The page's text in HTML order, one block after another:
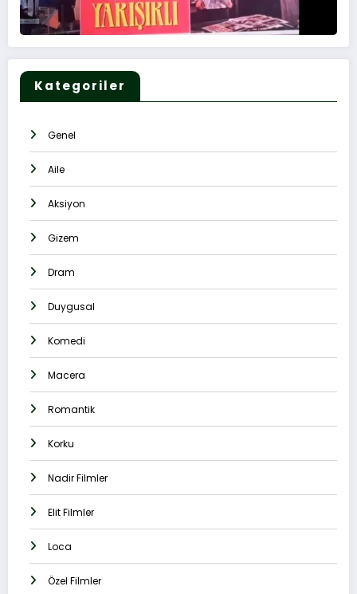
Kategoriler
Genel
Aile
Aksiyon
Gizem
Dram
Duygusal
Komedi
Macera
Romantik
Korku
Nadir Filmler
Elit Filmler
Loca
Özel Filmler